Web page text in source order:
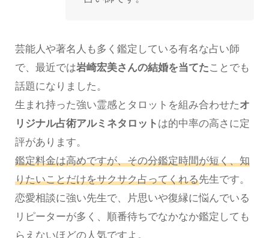
芸能人や著名人も多く鑑定している有名な占い師
で、最近では岩崎宏美さんの結婚を当てたことでも
話題になりました。
生まれ持った強い霊感とタロットを組み合わせたオ
リジナル占術アルミネタロット は的中率の高さに定
評があります。
鑑定料金は高めですが、その分鑑定時間が短く、知
りたいことだけをサクサク占ってくれる先生です。
恋愛相談に強い先生で、片思いや復縁に悩んでいる
リピーターが多く、順番待ちでなかなか鑑定しても
らえないほどの人気ですよ。